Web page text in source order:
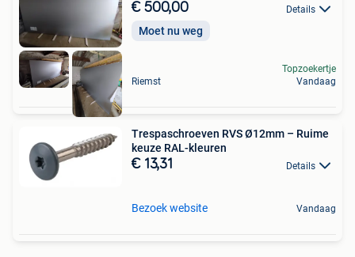
€ 500,00 Details
Moet nu weg
Riemst
Topzoekertje
Vandaag
Trespaschroeven RVS Ø12mm – Ruime
keuze RAL-kleuren
€ 13,31 Details
Bezoek website Vandaag